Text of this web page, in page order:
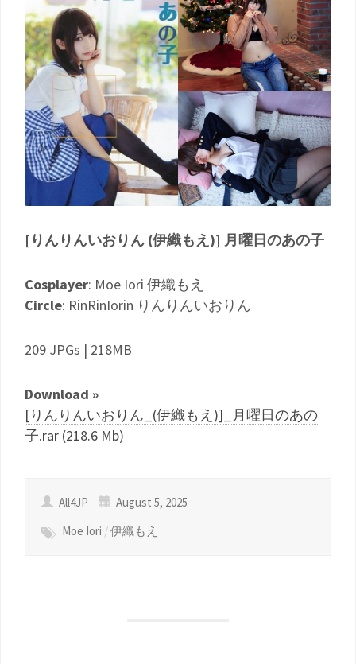
[りんりんいおりん (伊織もえ)] 月曜日のあの子
Cosplayer: Moe Iori 伊織もえ
Circle: RinRinIorin りんりんいおりん
209 JPGs | 218MB
Download »
[りんりんいおりん_(伊織もえ)]_月曜日のあの
子.rar (218.6 Mb)
All4JP
August 5, 2025
Moe Iori /伊織もえ